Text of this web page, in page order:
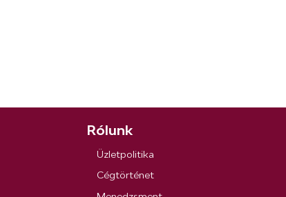
Rólunk
Üzletpolitika
Cégtörténet